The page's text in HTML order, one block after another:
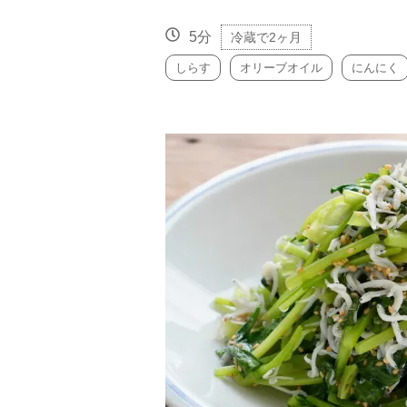
5分 冷蔵で2ヶ月
しらす オリーブオイル にんにく